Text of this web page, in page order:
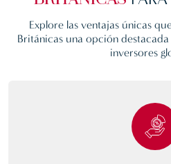
Explore las ventajas únicas
Británicas una opción
inversores